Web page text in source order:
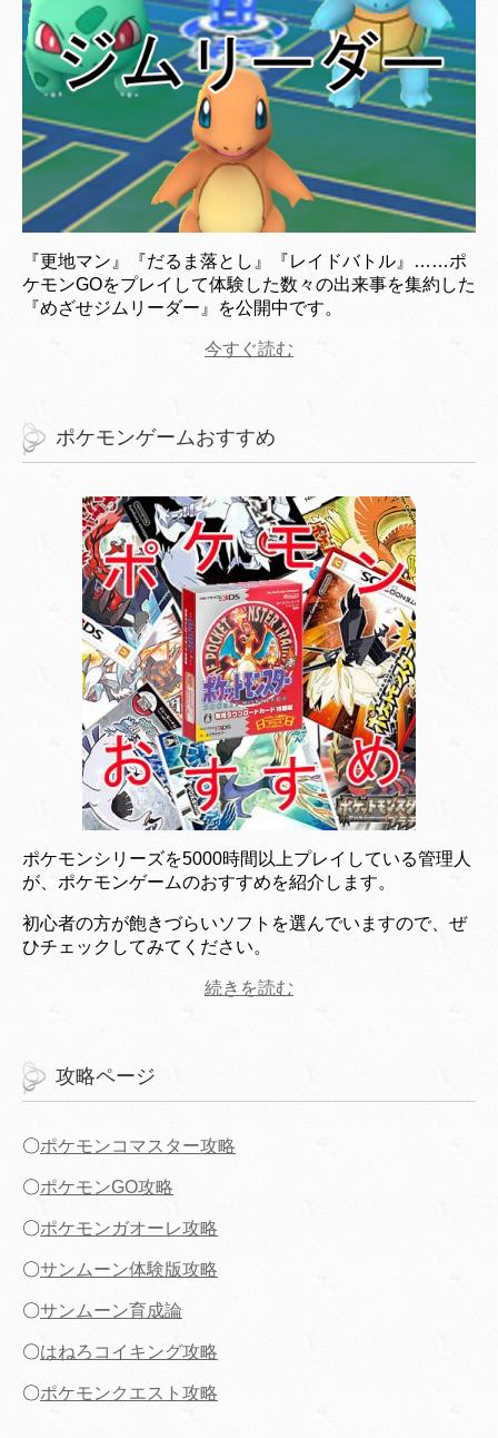
『更地マン』『だるま落とし』『レイドバトル』……ポ
ケモンGOをプレイして体験した数々の出来事を集約した
『めざせジムリーダー』を公開中です。
今すぐ読む
ポケモンゲームおすすめ
ポケモンシリーズを5000時間以上プレイしている管理人
が、ポケモンゲームのおすすめを紹介します。
初心者の方が飽きづらいソフトを選んでいますので、ぜ
ひチェックしてみてください。
続きを読む
攻略ページ
〇ポケモンコマスター攻略
〇ポケモンGO攻略
〇ポケモンガオーレ攻略
〇サンムーン体験版攻略
〇サンムーン育成論
〇はねろコイキング攻略
〇ポケモンクエスト攻略